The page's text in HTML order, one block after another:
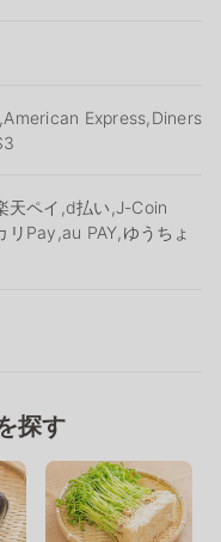
Express,Diners
天ペイ,d払い,J-Coin
Pay,au PAY,ゆうちょ
探す